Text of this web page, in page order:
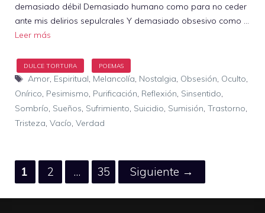
demasiado débil Demasiado humano como para no ceder
ante mis delirios sepulcrales Y demasiado obsesivo como …
Leer más
Etiquetas
Amor, Espiritual Melancolía Nostalgia Obsesión Oculto
Onírico Pesimismo Purificación Reflexión Sinsentido
Sombrío Sueños Sufrimiento Suicidio Sumisión Trastorno
Tristeza Vacío Verdad
Página
1 Página
2 … Página
35 Siguiente →